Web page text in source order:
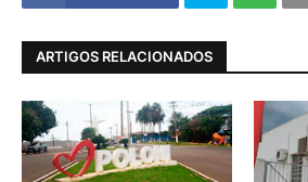
ARTIGOS RELACIONADOS